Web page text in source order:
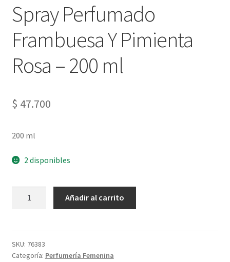
Spray Perfumado
Frambuesa Y Pimienta
Rosa – 200 ml
$ 47.700
200 ml
2 disponibles
Pimienta
Rosa
Añadir al carrito
SKU: 76383
Categoría: Perfumería Femenina